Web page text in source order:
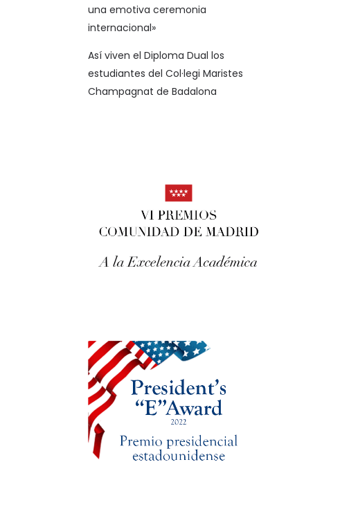
una emotiva ceremonia
internacional»
Así viven el Diploma Dual los
estudiantes del Col·legi Maristes
Champagnat de Badalona